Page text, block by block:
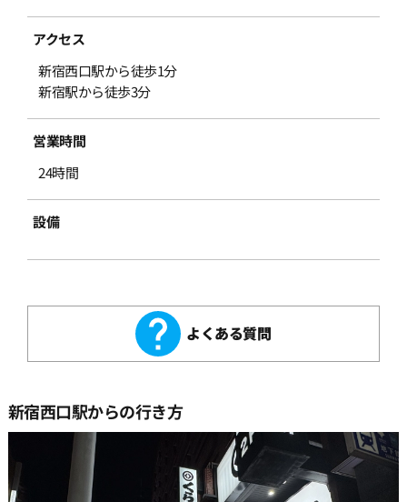
アクセス
新宿西口駅から徒歩1分
新宿駅から徒歩3分
営業時間
24時間
設備
よくある質問
新宿西口駅からの行き方